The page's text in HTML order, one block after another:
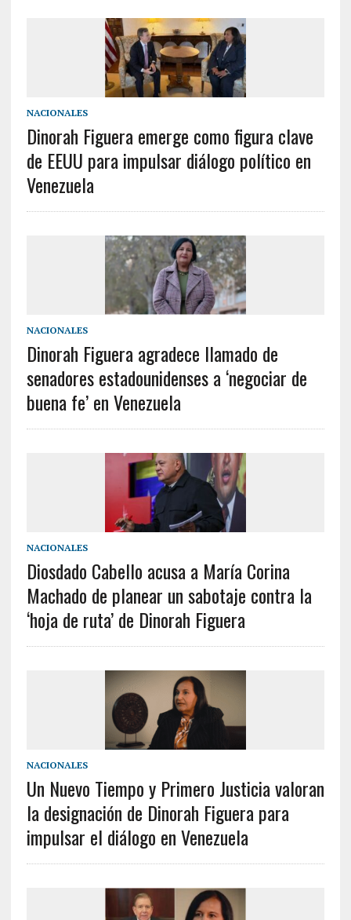
NACIONALES
Dinorah Figuera emerge como figura clave
de EEUU para impulsar diálogo político en
Venezuela
NACIONALES
Dinorah Figuera agradece llamado de
senadores estadounidenses a ‘negociar de
buena fe’ en Venezuela
NACIONALES
Diosdado Cabello acusa a María Corina
Machado de planear un sabotaje contra la
‘hoja de ruta’ de Dinorah Figuera
NACIONALES
Un Nuevo Tiempo y Primero Justicia valoran
la designación de Dinorah Figuera para
impulsar el diálogo en Venezuela